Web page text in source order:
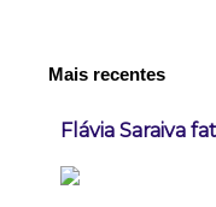
Mais recentes
Flávia Saraiva